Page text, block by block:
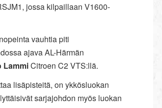
jossa kilpaillaan V1600-
vauhtia piti
ajava AL-Härmän
LammiCitroen C2 VTS:llä.
lisäpisteitä, on ykkösluokan
sarjajohdon myös luokan